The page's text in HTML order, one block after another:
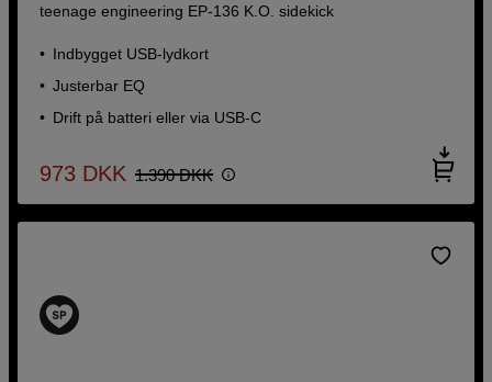
Indbygget USB-lydkort
Justerbar EQ
Drift på batteri eller via USB-C
teenage engineering EP-136 K.O. sidekick
Indbygget USB-lydkort
Justerbar EQ
Drift på batteri eller via USB-C
973 DKK 1.390 DKK